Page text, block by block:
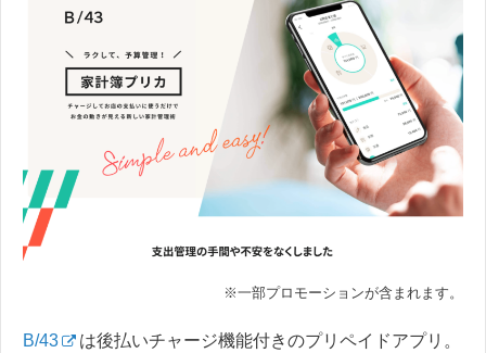
※一部プロモーションが含まれます。
B/43 は後払いチャージ機能付きのプリペイドアプリ。